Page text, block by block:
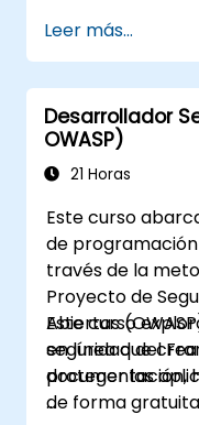
Project es una
artículos,
herramientas y
en el campo de
web.
Leer más...
Desarrollador
OWASP)
21 Horas
Este curso
de programación
través de la
Proyecto de
Abiertas
en línea que
documentación,
de forma
Este curso
seguridad del
proteger las